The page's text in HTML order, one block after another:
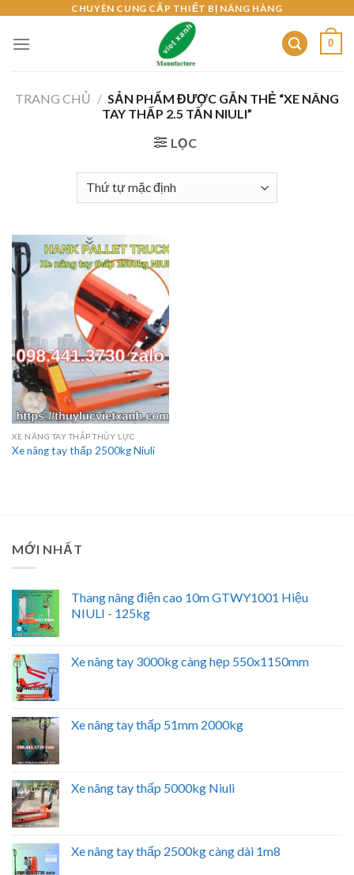
content
CHUYÊN CUNG CẤP THIẾT BỊ NÂNG HÀNG
0
TRANG CHỦ / SẢN PHẨM ĐƯỢC GẮN THẺ “XE NÂNG
TAY THẤP 2.5 TẤN NIULI”
LỌC
XE NÂNG TAY THẤP THỦY LỰC
Xe nâng tay thấp 2500kg Niuli
MỚI NHẤT
Thang nâng điện cao 10m GTWY1001 Hiệu
NIULI - 125kg
Xe nâng tay 3000kg càng hẹp 550x1150mm
Xe nâng tay thấp 51mm 2000kg
Xe nâng tay thấp 5000kg Niuli
Xe nâng tay thấp 2500kg càng dài 1m8